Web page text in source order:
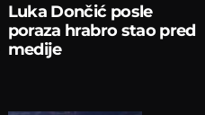
Luka Dončić posle
poraza hrabro stao pred
medije